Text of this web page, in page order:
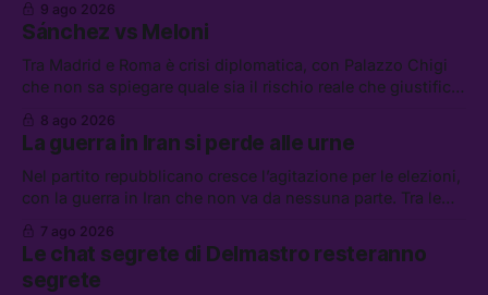
continuerà ad usare i servizi di Palantir, la protesta contro
La Russa, e la centrale elettrica di Amazon in Texas
9 ago 2026
Sánchez vs Meloni
Tra Madrid e Roma è crisi diplomatica, con Palazzo Chigi
che non sa spiegare quale sia il rischio reale che giustifica
di difesa tra Arabia Saudita, Pakistan e Turchia, la crisi del
carburante irregolare, e un altro caso di IA ribelle
8 ago 2026
La guerra in Iran si perde alle urne
Nel partito repubblicano cresce l’agitazione per le elezioni,
con la guerra in Iran che non va da nessuna parte. Tra le
lavoro, Schlein prova a mettere in sicurezza la coalizione, e
che cos’è lo “Spiralismo,” la religione degli agenti IA
7 ago 2026
Le chat segrete di Delmastro resteranno
segrete